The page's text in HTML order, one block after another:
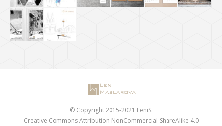
© Copyright 2015-2021 LeniS.
Creative Commons Attribution-NonCommercial-ShareAlike 4.0